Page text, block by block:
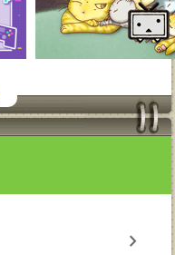
chevron_right